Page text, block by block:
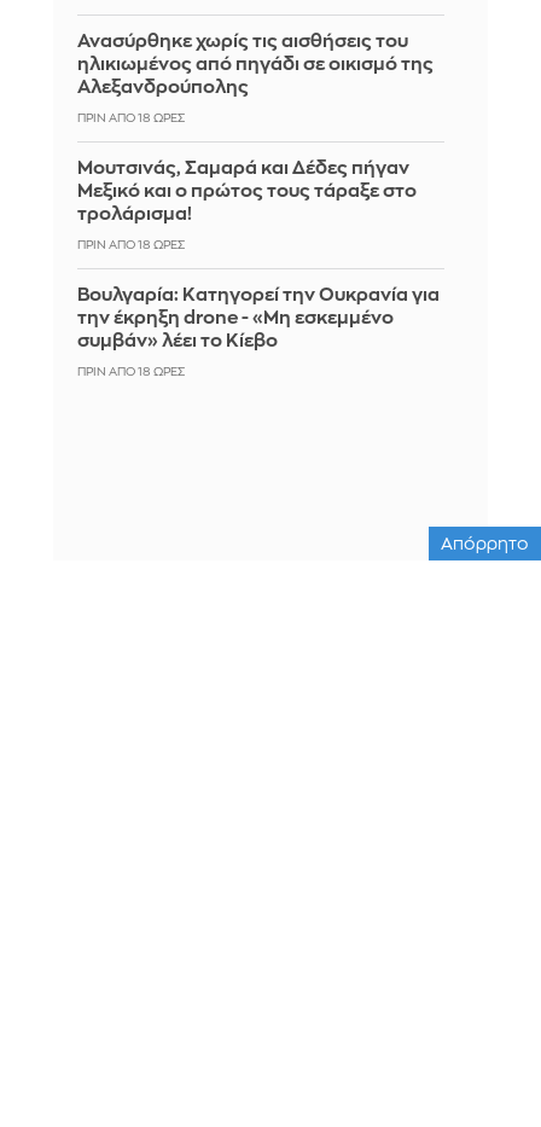
Ανασύρθηκε χωρίς τις αισθήσεις του
ηλικιωμένος από πηγάδι σε οικισμό της
Αλεξανδρούπολης
ΠΡΙΝ ΑΠΌ 18 ΏΡΕΣ
Μουτσινάς, Σαμαρά και Δέδες πήγαν
Μεξικό και ο πρώτος τους τάραξε στο
τρολάρισμα!
ΠΡΙΝ ΑΠΌ 18 ΏΡΕΣ
Βουλγαρία: Κατηγορεί την Ουκρανία για
την έκρηξη drone - «Μη εσκεμμένο
συμβάν» λέει το Κίεβο
ΠΡΙΝ ΑΠΌ 18 ΏΡΕΣ
Απόρρητο